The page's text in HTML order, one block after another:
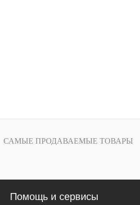
САМЫЕ ПРОДАВАЕМЫЕ ТОВАРЫ
Помощь и сервисы